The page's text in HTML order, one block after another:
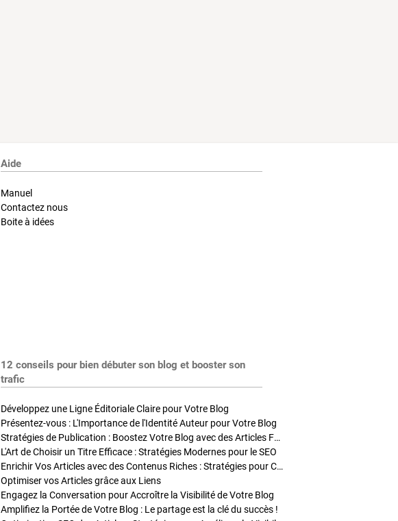
Aide
Manuel
Contactez nous
Boite à idées
12 conseils pour bien débuter son blog et booster son
trafic
Développez une Ligne Éditoriale Claire pour Votre Blog
Présentez-vous : L'Importance de l'Identité Auteur pour Votre Blog
Stratégies de Publication : Boostez Votre Blog avec des Articles Fréquents et Exclusifs
L'Art de Choisir un Titre Efficace : Stratégies Modernes pour le SEO
Enrichir Vos Articles avec des Contenus Riches : Stratégies pour Captiver et Optimiser
Optimiser vos Articles grâce aux Liens
Engagez la Conversation pour Accroître la Visibilité de Votre Blog
Amplifiez la Portée de Votre Blog : Le partage est la clé du succès !